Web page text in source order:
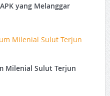
yang Melanggar
Milenial Sulut Terjun